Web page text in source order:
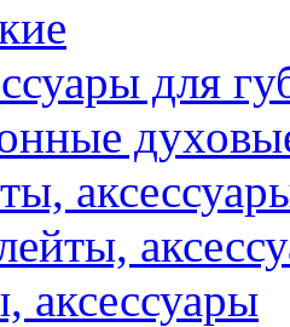
для
аксессуары